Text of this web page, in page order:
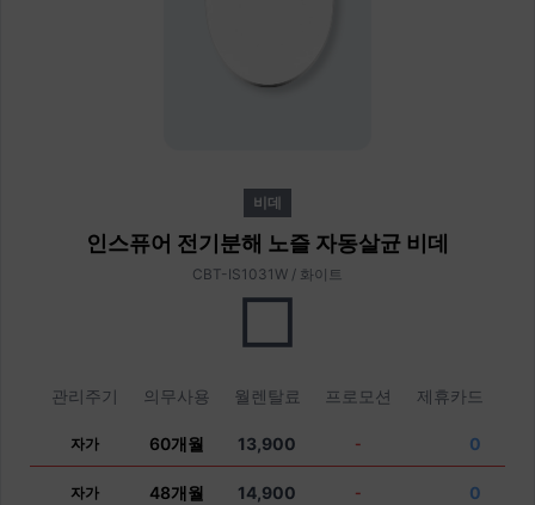
비데
인스퓨어 전기분해 노즐 자동살균 비데
CBT-IS1031W / 화이트
관리주기 의무사용 월렌탈료 프로모션 제휴카드
자가 60개월 13,900 - 0
자가 48개월 14,900 - 0